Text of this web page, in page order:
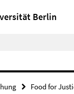
Berlin
Food for